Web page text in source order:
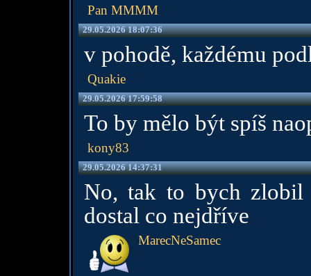
Pan MMMM
29.05.2026 18:07:36
v pohodě, každému
Quakie
29.05.2026 17:59:58
To by mělo být spíš
kony83
29.05.2026 14:37:31
No, tak to bych zlobil
dostal co nejdříve
MarecNeSamec